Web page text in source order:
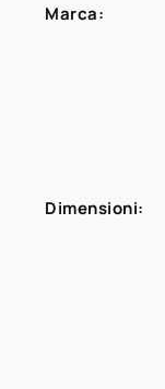
Marca:
Dimensioni: